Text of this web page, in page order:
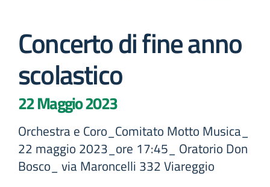
Concerto di fine anno
scolastico
22 Maggio 2023
Orchestra e Coro_Comitato Motto Musica_
22 maggio 2023_ore 17:45_ Oratorio Don
Bosco_ via Maroncelli 332 Viareggio